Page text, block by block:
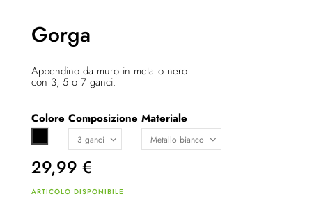
Gorga
Appendino da muro in metallo nero
con 3, 5 o 7 ganci.
Colore Composizione Materiale
29,99 €
ARTICOLO DISPONIBILE